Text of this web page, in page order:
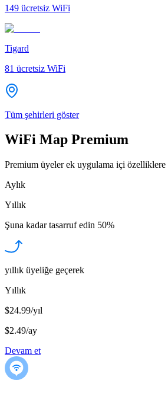
149 ücretsiz WiFi
Tigard
81 ücretsiz WiFi
Tüm şehirleri göster
WiFi Map Premium
Premium üyeler ek uygulama içi özelliklere
Aylık
Yıllık
Şuna kadar tasarruf edin 50%
yıllık üyeliğe geçerek
Yıllık
$24.99/yıl
$2.49/ay
Devam et